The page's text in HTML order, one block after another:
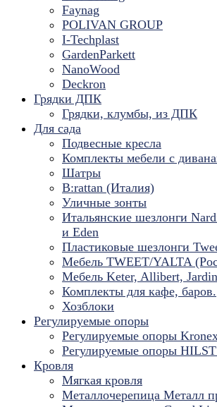
Faynag
POLIVAN GROUP
I-Techplast
GardenParkett
NanoWood
Deckron
Грядки ДПК
Грядки, клумбы, из ДПК
Для сада
Подвесные кресла
Комплекты мебели с
Шатры
B:rattan (Италия)
Уличные зонты
Итальянские шезлонги
и Eden
Пластиковые шезлонги
Мебель TWEET/YALTA
Мебель Keter, Allibert, Jardin
Комплекты для кафе, баров.
Хозблоки
Регулируемые опоры
Регулируемые опоры
Регулируемые опоры
Кровля
Мягкая кровля
Металлочерепица Металл